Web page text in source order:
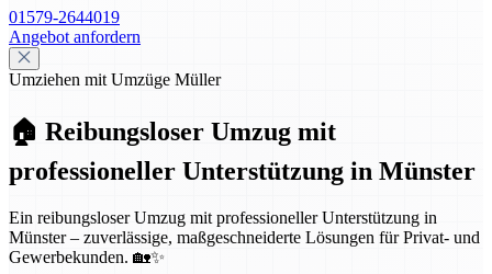
01579-2644019
Angebot anfordern
Umziehen mit Umzüge Müller
🏠 Reibungsloser Umzug mit
professioneller Unterstützung in Münster
Ein reibungsloser Umzug mit professioneller Unterstützung in
Münster – zuverlässige, maßgeschneiderte Lösungen für Privat- und
Gewerbekunden. 🏡✨